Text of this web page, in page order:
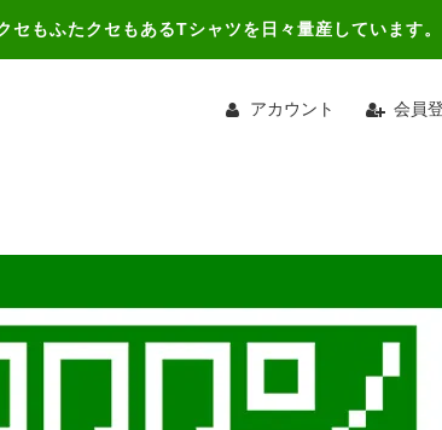
もふたクセもあるTシャツを日々量産しています。
アカウント 会員